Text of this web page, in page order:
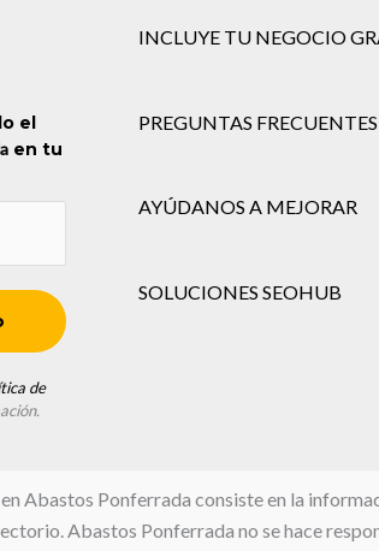
el
en tu
de
INCLUYE TU NEGOCIO
PREGUNTAS FRECUENTES
AYÚDANOS A MEJORAR
SOLUCIONES SEOHUB
Abastos Ponferrada consiste en la
Abastos Ponferrada no se hace